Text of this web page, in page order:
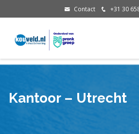
Contact +31 30
Kantoor – Utrecht